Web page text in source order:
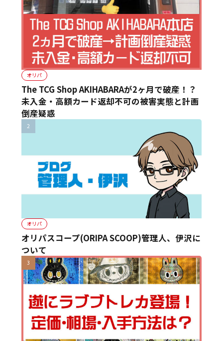
オリパ
The TCG Shop AKIHABARAが2ヶ月で破産！？
未入金・高額カード返却不可の被害実態と計画
倒産疑惑
オリパ
オリパスコープ(ORIPA SCOOP)管理人、伊沢に
ついて